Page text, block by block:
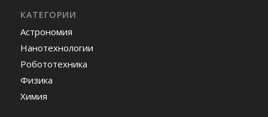
КАТЕГОРИИ
Астрономия
Нанотехнологии
Робототехника
Физика
Химия